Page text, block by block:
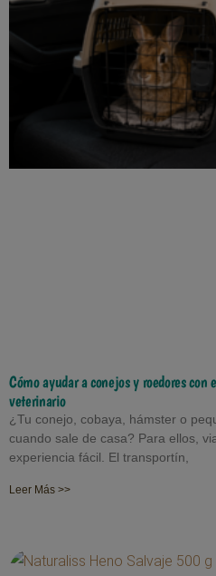
Cómo ayudar a conejos y roedores
veterinario
¿Tu conejo, cobaya, hámster o
cuando sale de casa? Para ellos,
experiencia fácil. El transportín,
Leer Más >>